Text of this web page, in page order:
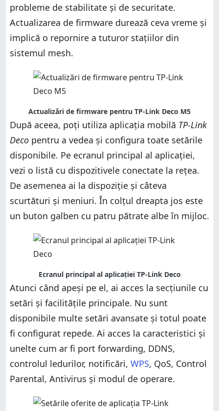
probleme de stabilitate și de securitate.
Actualizarea de firmware durează ceva vreme și
implică o repornire a tuturor stațiilor din
sistemul mesh.
Actualizări de firmware pentru TP-Link Deco M5
După aceea, poți utiliza aplicația mobilă TP-Link
Deco pentru a vedea și configura toate setările
disponibile. Pe ecranul principal al aplicației,
vezi o listă cu dispozitivele conectate la rețea.
De asemenea ai la dispoziție și câteva
scurtături și meniuri. În colțul dreapta jos este
un buton galben cu patru pătrate albe în mijloc.
Ecranul principal al aplicației TP-Link Deco
Atunci când apeși pe el, ai acces la secțiunile cu
setări și facilitățile principale. Nu sunt
disponibile multe setări avansate și totul poate
fi configurat repede. Ai acces la caracteristici și
unelte cum ar fi port forwarding, DDNS,
controlul ledurilor, notificări, WPS, QoS, Control
Parental, Antivirus și modul de operare.